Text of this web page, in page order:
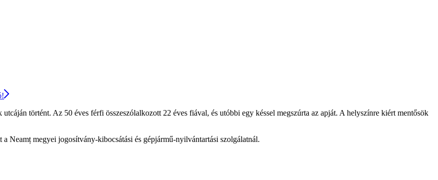
történt. Az 50 éves férfi összeszólalkozott 22 éves fiával, és utóbbi egy késsel megszúrta az apját. A helyszínre kiért mentősök
Neamț megyei jogosítvány-kibocsátási és gépjármű-nyilvántartási szolgálatnál.